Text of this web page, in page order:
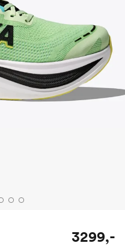
3299,-